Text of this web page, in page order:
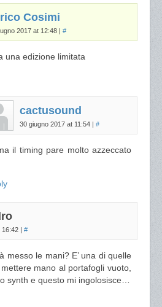
Cosimi
2017 at 12:48 | #
una edizione limitata
cactusound
30 giugno 2017 at 11:54 | #
il timing pare molto azzeccato
16:42 | #
messo le mani? E’ una di quelle
mano al portafogli vuoto,
synth e questo mi ingolosisce…